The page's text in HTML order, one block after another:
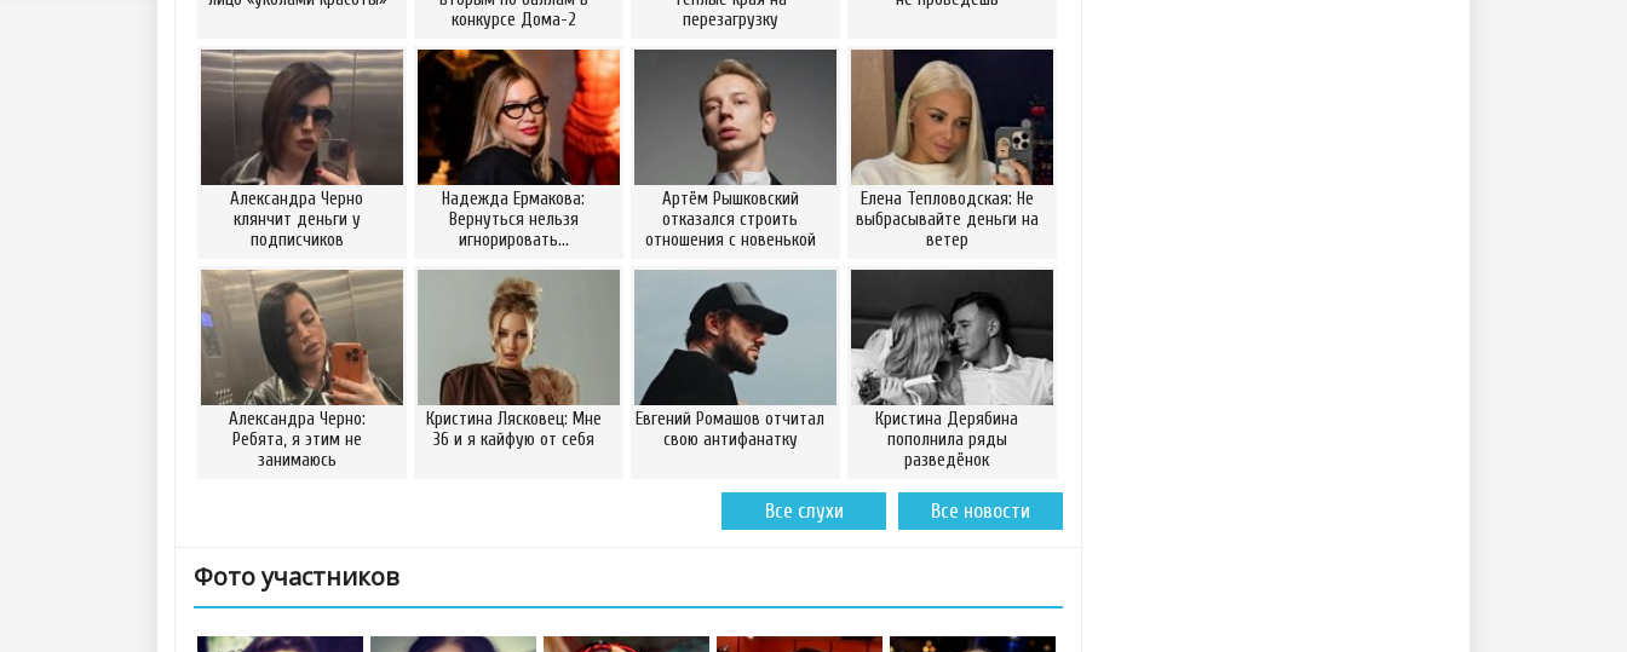
конкурсе Дома-2
перезагрузку
Александра Черно
клянчит деньги у
подписчиков
Надежда Ермакова:
Вернуться нельзя
игнорировать…
Артём Рышковский
отказался строить
отношения с новенькой
Елена Тепловодская: Не
выбрасывайте деньги на
ветер
Александра Черно:
Ребята, я этим не
занимаюсь
Кристина Лясковец: Мне
36 и я кайфую от себя
Евгений Ромашов отчитал
свою антифанатку
Кристина Дерябина
пополнила ряды
разведёнок
Все новости
Все слухи
Фото участников